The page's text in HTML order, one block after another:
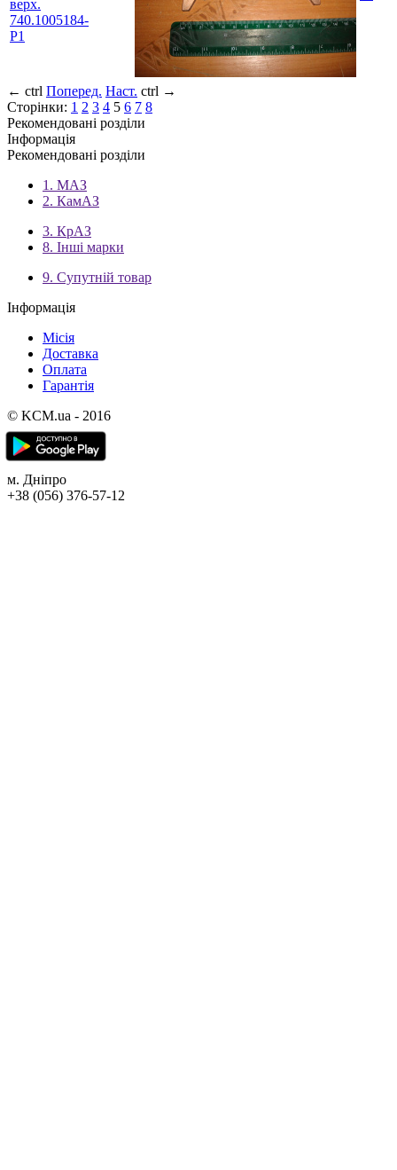
верх.
740.1005184-
Р1
← ctrl Поперед. Наст. ctrl →
Сторінки: 1 2 3 4 5 6 7 8
Рекомендовані розділи
Інформація
Рекомендовані розділи
1. МАЗ
2. КамАЗ
3. КрАЗ
8. Інші марки
9. Супутній товар
Інформація
Місія
Доставка
Оплата
Гарантія
© KCM.ua - 2016
м. Дніпро
+38 (056) 376-57-12